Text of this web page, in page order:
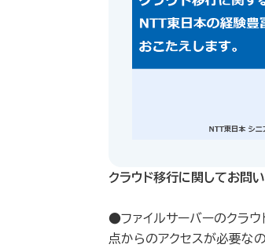
クラウド移行に関してお問
●ファイルサーバーのクラ
点からのアクセスが必要な